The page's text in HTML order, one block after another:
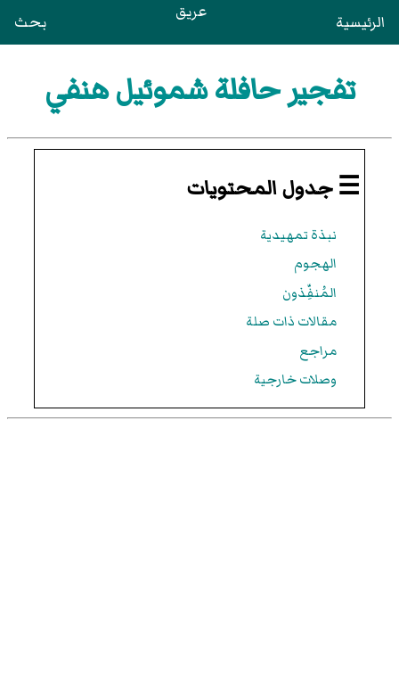
الرئيسية عريق بحث
تفجير حافلة شموئيل هنفي
☰ جدول المحتويات
نبذة تمهيدية
الهجوم
المُنفِّذون
مقالات ذات صلة
مراجع
وصلات خارجية